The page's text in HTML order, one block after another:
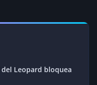
Leopard bloquea